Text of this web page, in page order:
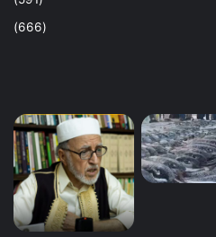
(666)